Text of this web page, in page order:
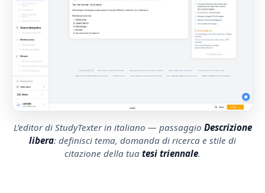
L’editor di StudyTexter in italiano — passaggio Descrizione
libera: definisci tema, domanda di ricerca e stile di
citazione della tua tesi triennale.